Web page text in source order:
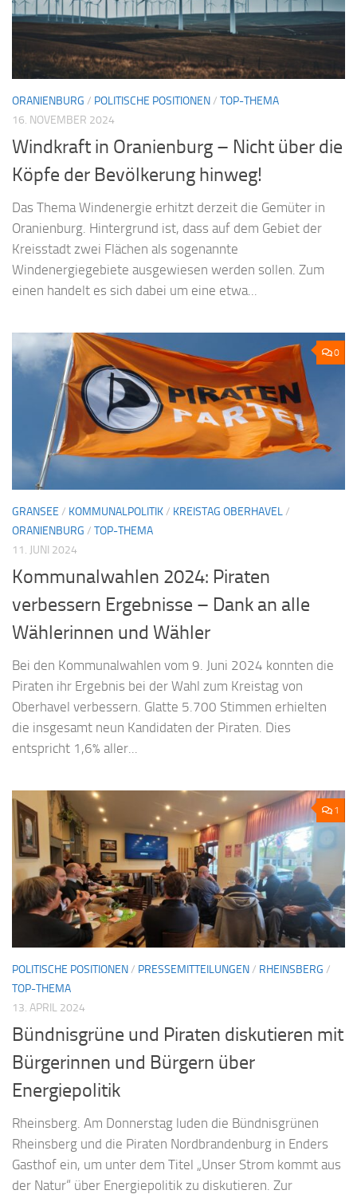
ORANIENBURG / POLITISCHE POSITIONEN/ TOP-THEMA
16. NOVEMBER 2024
Windkraft in Oranienburg – Nicht über die
Köpfe der Bevölkerung hinweg!
Das Thema Windenergie erhitzt derzeit die Gemüter in
Oranienburg. Hintergrund ist, dass auf dem Gebiet der
Kreisstadt zwei Flächen als sogenannte
Windenergiegebiete ausgewiesen werden sollen. Zum
einen handelt es sich dabei um eine etwa...
0
GRANSEE / KOMMUNALPOLITIK/ KREISTAG OBERHAVEL/
ORANIENBURG / TOP-THEMA
11. JUNI 2024
Kommunalwahlen 2024: Piraten
verbessern Ergebnisse – Dank an alle
Wählerinnen und Wähler
Bei den Kommunalwahlen vom 9. Juni 2024 konnten die
Piraten ihr Ergebnis bei der Wahl zum Kreistag von
Oberhavel verbessern. Glatte 5.700 Stimmen erhielten
die insgesamt neun Kandidaten der Piraten. Dies
entspricht 1,6% aller...
1
POLITISCHE POSITIONEN/ PRESSEMITTEILUNGEN/ RHEINSBERG /
TOP-THEMA
13. APRIL 2024
Bündnisgrüne und Piraten diskutieren mit
Bürgerinnen und Bürgern über
Energiepolitik
Rheinsberg. Am Donnerstag luden die Bündnisgrünen
Rheinsberg und die Piraten Nordbrandenburg in Enders
Gasthof ein, um unter dem Titel „Unser Strom kommt aus
der Natur“ über Energiepolitik zu diskutieren. Zur